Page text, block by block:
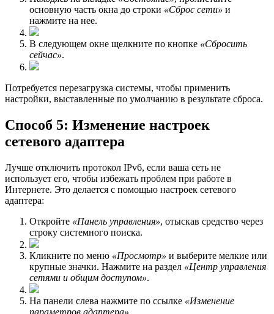
основную часть окна до строки «Сброс сети» и
нажмите на нее.
В следующем окне щелкните по кнопке «Сбросить
сейчас».
Потребуется перезагрузка системы, чтобы применить
настройки, выставленные по умолчанию в результате сброса.
Способ 5: Изменение настроек
сетевого адаптера
Лучше отключить протокол IPv6, если ваша сеть не
использует его, чтобы избежать проблем при работе в
Интернете. Это делается с помощью настроек сетевого
адаптера:
Откройте «Панель управления», отыскав средство через
строку системного поиска.
Кликните по меню «Просмотр» и выберите мелкие или
крупные значки. Нажмите на раздел «Центр управления
сетями и общим доступом».
На панели слева нажмите по ссылке «Изменение
параметров адаптера».